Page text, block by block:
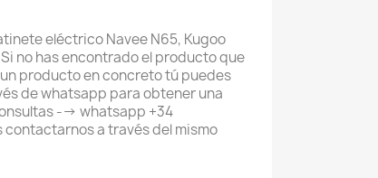
eléctrico Navee N65, Kugoo
no has encontrado el producto que
producto en concreto tú puedes
de whatsapp para obtener una
--> whatsapp +34
a través del mismo